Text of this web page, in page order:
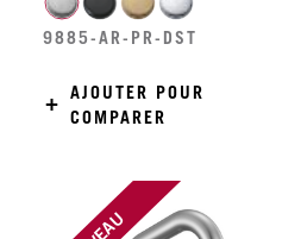
9885-AR-PR-DST
AJOUTER POUR
COMPARER